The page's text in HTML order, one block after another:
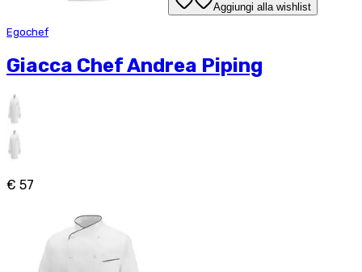
Aggiungi alla wishlist
Egochef
Giacca Chef Andrea Piping
€ 57